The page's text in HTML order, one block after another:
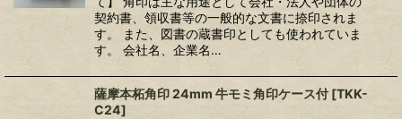
契約書、領収書等の一般的な文書に捺印されま
す。 また、図書の蔵書印としても使われていま
す。 会社名、企業名…
薩摩本柘角印 24mm 牛モミ角印ケース付 [TKK-
C24]